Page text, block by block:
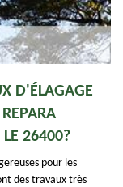
D'ÉLAGAGE
LE 26400?
pour les
des travaux très